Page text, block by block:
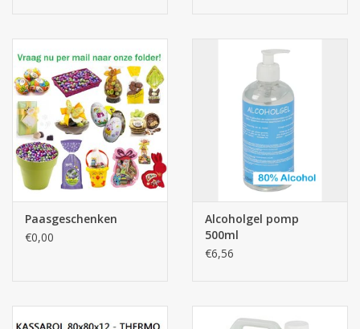
Paasgeschenken
€0,00
Alcoholgel pomp
500ml
€6,56